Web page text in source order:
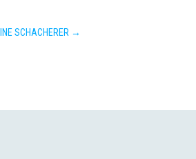
SCHACHERER →